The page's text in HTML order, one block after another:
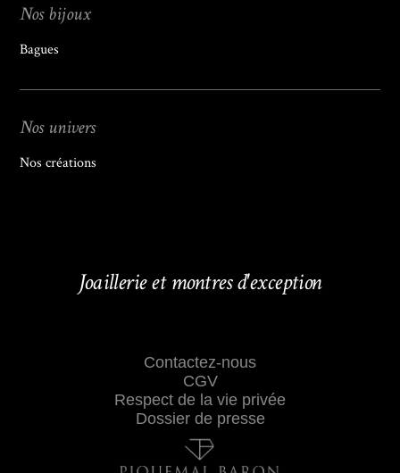
Nos bijoux
Bagues
Nos univers
Nos créations
Joaillerie et montres d'exception
Contactez-nous
CGV
Respect de la vie privée
Dossier de presse